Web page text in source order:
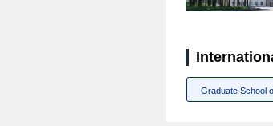
Graduate School